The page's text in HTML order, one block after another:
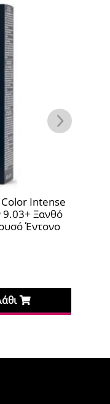
Indola
Essentials